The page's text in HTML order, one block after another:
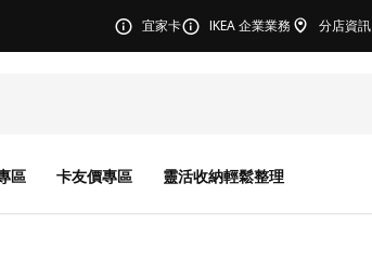
宜家卡 IKEA 企業業務 分店資訊
區 卡友價專區 靈活收納輕鬆整理